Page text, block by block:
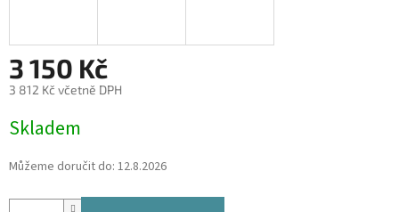
3 150 Kč
3 812 Kč včetně DPH
cena:
Skladem
Můžeme doručit do: 12.8.2026